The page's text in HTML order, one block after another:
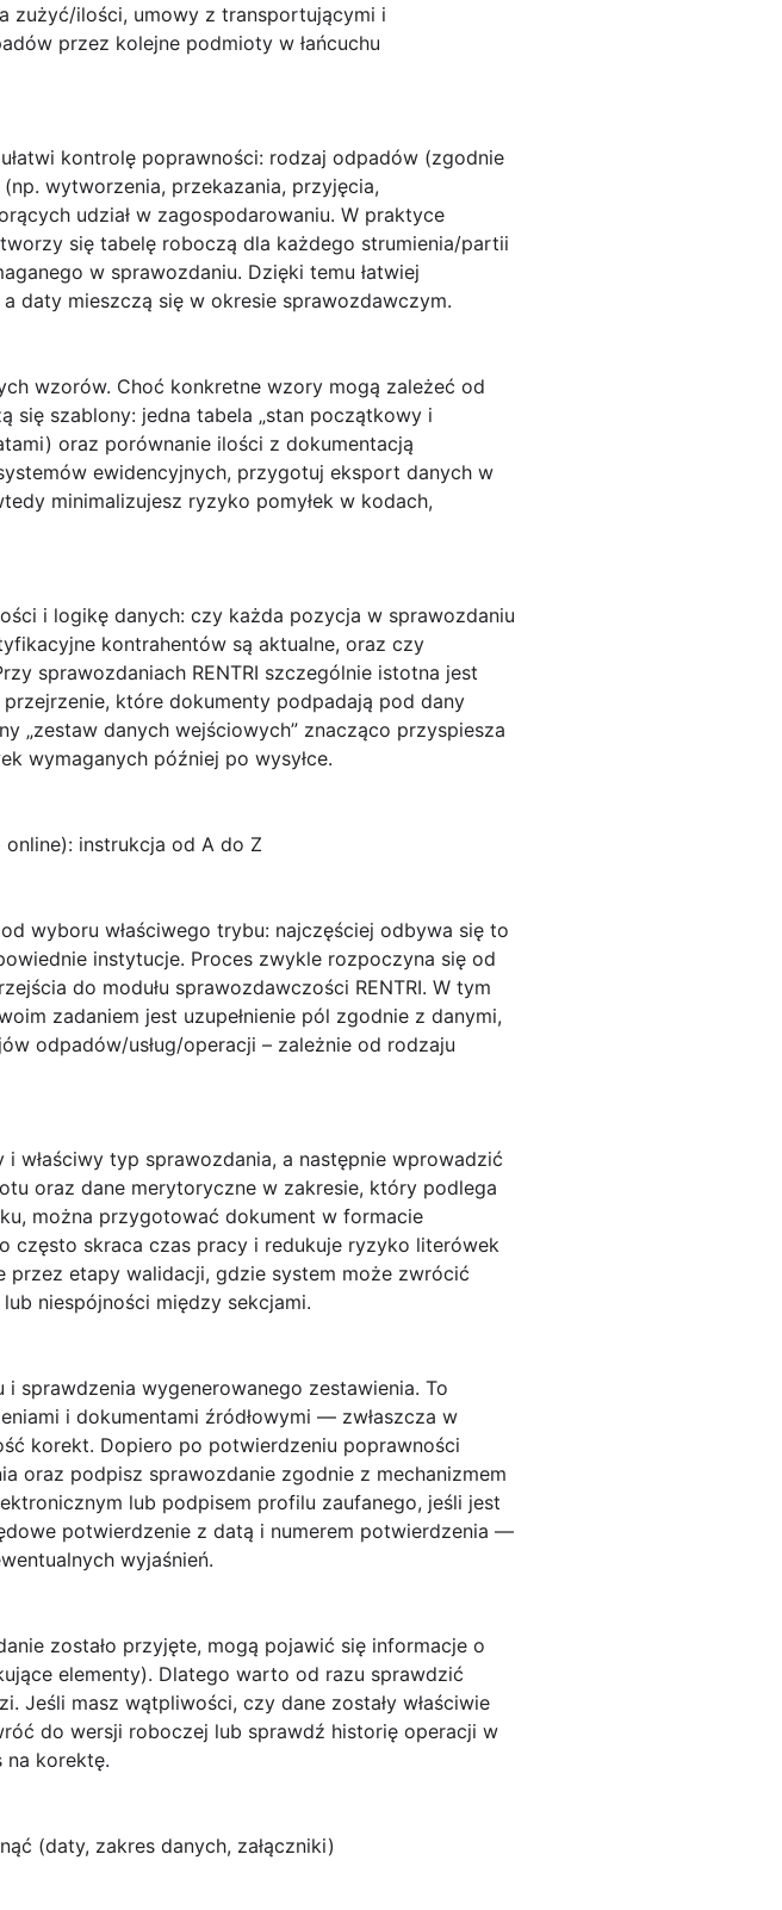
zużyć/ilości, umowy z transportującymi i
przez kolejne podmioty w łańcuchu
kontrolę poprawności: rodzaj odpadów (zgodnie
(np. wytworzenia, przekazania, przyjęcia,
udział w zagospodarowaniu. W praktyce
się tabelę roboczą dla każdego strumienia/partii
w sprawozdaniu. Dzięki temu łatwiej
daty mieszczą się w okresie sprawozdawczym.
wzorów. Choć konkretne wzory mogą zależeć od
się szablony: jedna tabela „stan początkowy i
oraz porównanie ilości z dokumentacją
ewidencyjnych, przygotuj eksport danych w
minimalizujesz ryzyko pomyłek w kodach,
i logikę danych: czy każda pozycja w sprawozdaniu
kontrahentów są aktualne, oraz czy
sprawozdaniach RENTRI szczególnie istotna jest
które dokumenty podpadają pod dany
„zestaw danych wejściowych” znacząco przyspiesza
wymaganych później po wysyłce.
instrukcja od A do Z
wyboru właściwego trybu: najczęściej odbywa się to
instytucje. Proces zwykle rozpoczyna się od
do modułu sprawozdawczości RENTRI. W tym
zadaniem jest uzupełnienie pól zgodnie z danymi,
odpadów/usług/operacji – zależnie od rodzaju
i właściwy typ sprawozdania, a następnie wprowadzić
oraz dane merytoryczne w zakresie, który podlega
można przygotować dokument w formacie
skraca czas pracy i redukuje ryzyko literówek
przez etapy walidacji, gdzie system może zwrócić
niespójności między sekcjami.
i sprawdzenia wygenerowanego zestawienia. To
i dokumentami źródłowymi — zwłaszcza w
korekt. Dopiero po potwierdzeniu poprawności
oraz podpisz sprawozdanie zgodnie z mechanizmem
lub podpisem profilu zaufanego, jeśli jest
potwierdzenie z datą i numerem potwierdzenia —
wyjaśnień.
zostało przyjęte, mogą pojawić się informacje o
elementy). Dlatego warto od razu sprawdzić
Jeśli masz wątpliwości, czy dane zostały właściwie
do wersji roboczej lub sprawdź historię operacji w
na korektę.
(daty, zakres danych, załączniki)